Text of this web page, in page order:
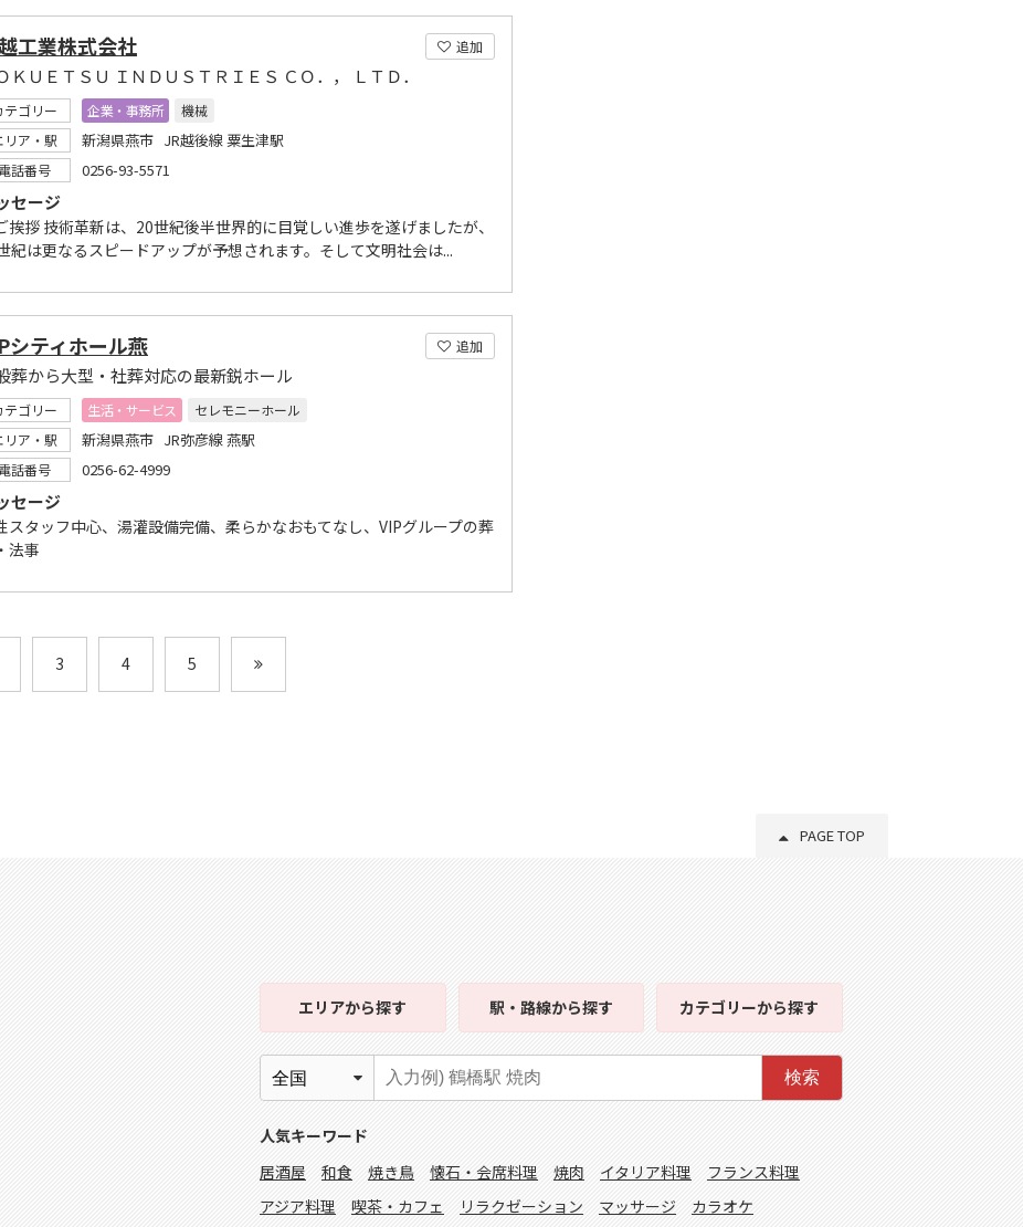
追加
工業株式会社
ＫＵＥＴＳＵ ＩＮＤＵＳＴＲＩＥＳ ＣＯ．， ＬＴＤ．
テゴリー 企業・事務所
機械
リア・駅
新潟県燕市 JR越後線 粟生津駅
電話番号 0256-93-5571
セージ
拶 技術革新は、20世紀後半世界的に目覚しい進歩を遂げましたが、
紀は更なるスピードアップが予想されます。そして文明社会は...
追加
シティホール燕
葬から大型・社葬対応の最新鋭ホール
テゴリー 生活・サービス
セレモニーホール
リア・駅
新潟県燕市 JR弥彦線 燕駅
電話番号 0256-62-4999
セージ
スタッフ中心、湯灌設備完備、柔らかなおもてなし、VIPグループの葬
法事
3 4 5
PAGE TOP
エリアから探す 駅・路線から探す カテゴリーから探す
検索
人気キーワード
居酒屋
和食 焼き鳥 懐石・会席料理 焼肉 イタリア料理
フランス料理
アジア料理
喫茶・カフェ リラクゼーション マッサージ カラオケ